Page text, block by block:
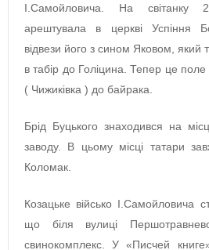
І.Самойловича. На світанку
арештувала в церкві Успіння
відвези його з сином Яковом, який
в табір до Голіцина. Тепер це
( Чижиківка ) до байрака.
Брід Буцького знаходився на
заводу. В цьому місці татари
Коломак.
Козацьке військо І.Самойловича
що біля вулиці
свинокомплекс. У «Писчей